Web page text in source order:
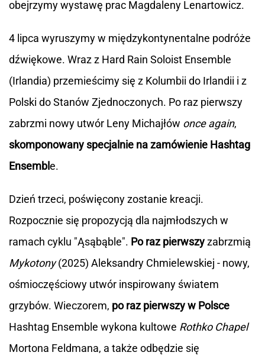
obejrzymy wystawę prac Magdaleny Lenartowicz.
4 lipca wyruszymy w międzykontynentalne podróże
dźwiękowe. Wraz z Hard Rain Soloist Ensemble
(Irlandia) przemieścimy się z Kolumbii do Irlandii i z
Polski do Stanów Zjednoczonych. Po raz pierwszy
zabrzmi nowy utwór Leny Michajłów once again,
skomponowany specjalnie na zamówienie Hashtag
Ensemble.
Dzień trzeci, poświęcony zostanie kreacji.
Rozpocznie się propozycją dla najmłodszych w
ramach cyklu "Ąsąbąble". Po raz pierwszyzabrzmią
Mykotony(2025) Aleksandry Chmielewskiej - nowy,
ośmioczęściowy utwór inspirowany światem
grzybów. Wieczorem, po raz pierwszy w Polsce
Hashtag Ensemble wykona kultowe Rothko Chapel
Mortona Feldmana, a także odbędzie się